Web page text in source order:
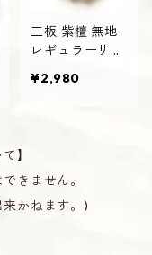
三板 紫檀 無地
レギュラーサイ
エイサー
¥2,980
】
きません。
かねます。)